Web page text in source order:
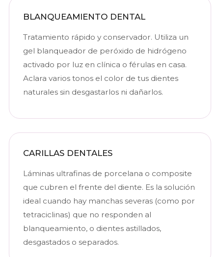
BLANQUEAMIENTO DENTAL
Tratamiento rápido y conservador. Utiliza un
gel blanqueador de peróxido de hidrógeno
activado por luz en clínica o férulas en casa.
Aclara varios tonos el color de tus dientes
naturales sin desgastarlos ni dañarlos.
CARILLAS DENTALES
Láminas ultrafinas de porcelana o composite
que cubren el frente del diente. Es la solución
ideal cuando hay manchas severas (como por
tetraciclinas) que no responden al
blanqueamiento, o dientes astillados,
desgastados o separados.